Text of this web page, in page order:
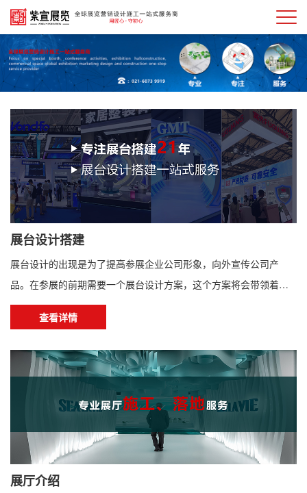
展台设计搭建
展台设计的出现是为了提高参展企业公司形象，向外宣传公司产
品。在参展的前期需要一个展台设计方案，这个方案将会带领着参
展商完成这个展台设计整个流程，方案由专业的展览设计公司进行
设计并开展搭建。展台设计是为提高参展企业的公司形象，宣传公
设计方案。方案由专业的展览设计公司设计并搭建。设计人员必须
明白展览设计是展览工作的重要组成部分，但不是展览工作的...
查看详情
展厅介绍